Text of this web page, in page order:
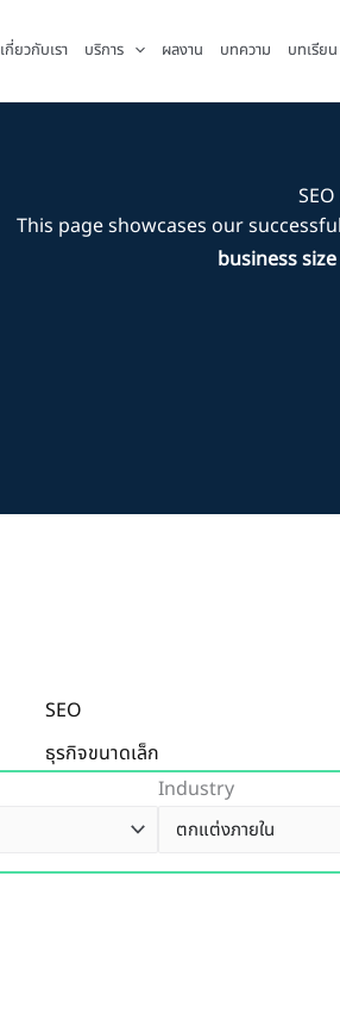
เกี่ยวกับเรา บริการ ผลงาน บทความ บทเรียน
This page showcases our successful
business size
SEO
ธุรกิจขนาดเล็ก
Industry